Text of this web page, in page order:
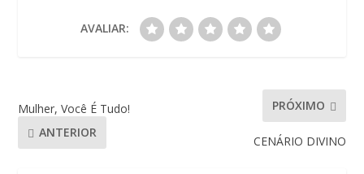
AVALIAR:
Mulher, Você É Tudo!
ANTERIOR
PRÓXIMO
CENÁRIO DIVINO